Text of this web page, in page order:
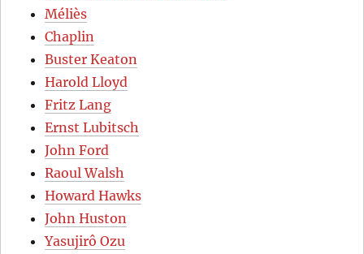
Méliès
Chaplin
Buster Keaton
Harold Lloyd
Fritz Lang
Ernst Lubitsch
John Ford
Raoul Walsh
Howard Hawks
John Huston
Yasujirô Ozu